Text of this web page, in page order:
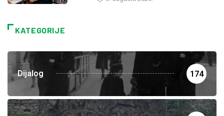
KATEGORIJE
Dijalog 174